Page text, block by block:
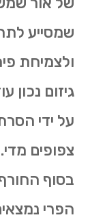
שמסייע
ולצמיחת
גיזום נכון
על ידי
צפופים
בסוף
הפרי